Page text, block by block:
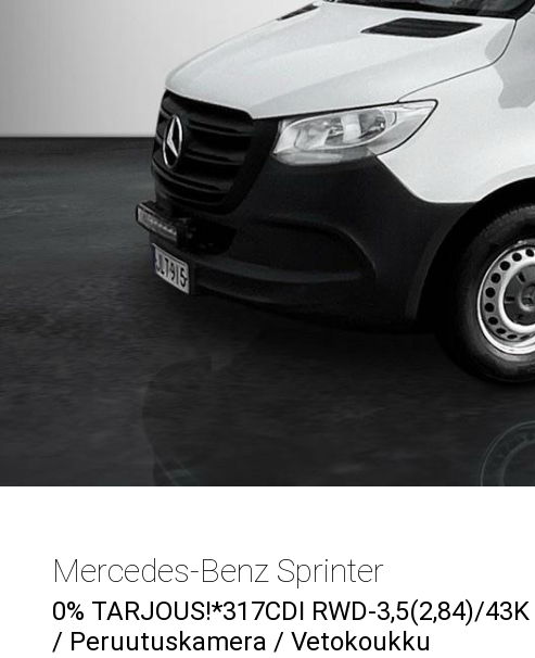
Mercedes-Benz Sprinter
0% TARJOUS!*317CDI RWD-3,5(2,84)/
/ Peruutuskamera / Vetokoukku